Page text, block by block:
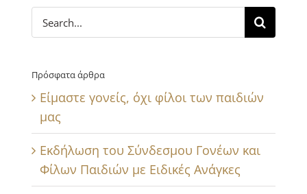
Search
for:
Πρόσφατα άρθρα
Είμαστε γονείς, όχι φίλοι των παιδιών
μας
Εκδήλωση του Σύνδεσμου Γονέων και
Φίλων Παιδιών με Ειδικές Ανάγκες